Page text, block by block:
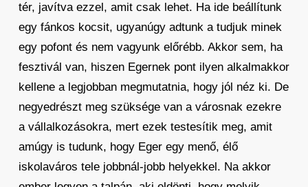
tér, javítva ezzel, amit csak lehet. Ha ide beállítunk
egy fánkos kocsit, ugyanúgy adtunk a tudjuk minek
egy pofont és nem vagyunk előrébb. Akkor sem, ha
fesztivál van, hiszen Egernek pont ilyen alkalmakkor
kellene a legjobban megmutatnia, hogy jól néz ki. De
negyedrészt meg szüksége van a városnak ezekre
a vállalkozásokra, mert ezek testesítik meg, amit
amúgy is tudunk, hogy Eger egy menő, élő
iskolaváros tele jobbnál-jobb helyekkel. Na akkor